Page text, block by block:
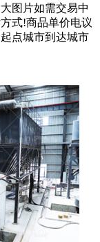
图片如需交易中
式!商品单价电议
点城市到达城市